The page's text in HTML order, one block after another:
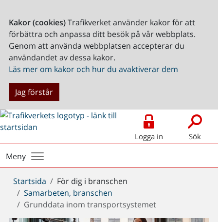
Kakor (cookies)Trafikverket använder kakor för att
förbättra och anpassa ditt besök på vår webbplats.
Genom att använda webbplatsen accepterar du
användandet av dessa kakor.
Läs mer om kakor och hur du avaktiverar dem
Jag förstår
Logga in Sök
Meny
Du
är
här:
Startsida
För dig i branschen
Samarbeten, branschen
Grunddata inom transportsystemet